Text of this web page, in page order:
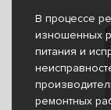
В процессе
изношенных
питания и
ремонтных